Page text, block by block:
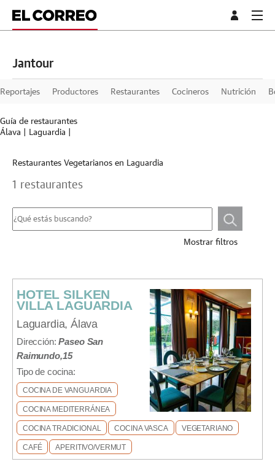
Jantour
Reportajes Productores Restaurantes Cocineros Nutrición
Guía de restaurantes
Álava
Laguardia
Restaurantes Vegetarianos en Laguardia
1 restaurantes
Mostrar filtros
HOTEL SILKEN
VILLA LAGUARDIA
Laguardia, Álava
Dirección:Paseo San
Raimundo,15
Tipo de cocina:
COCINA DE VANGUARDIA
COCINA MEDITERRÁNEA
COCINA TRADICIONAL COCINA VASCA VEGETARIANO
CAFÉ APERITIVO/VERMUT